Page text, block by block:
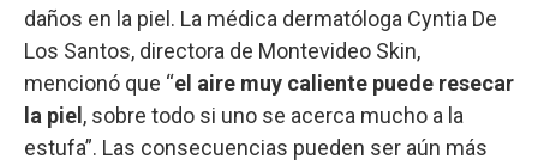
daños en la piel. La médica dermatóloga Cyntia De
Los Santos, directora de Montevideo Skin,
mencionó que “el aire muy caliente puede resecar
la piel , sobre todo si uno se acerca mucho a la
estufa”. Las consecuencias pueden ser aún más